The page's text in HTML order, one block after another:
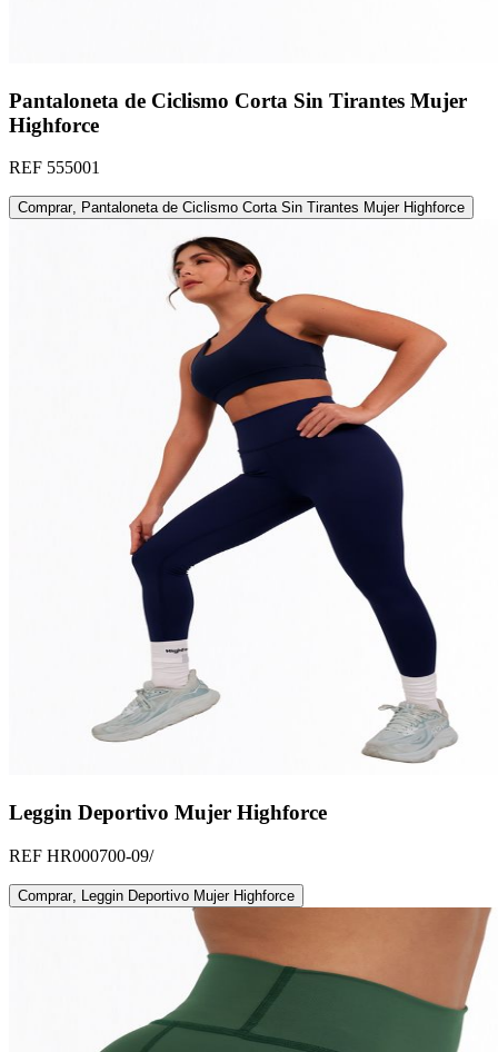
Pantaloneta de Ciclismo Corta Sin Tirantes Mujer
Highforce
REF 555001
Comprar, Pantaloneta de Ciclismo Corta Sin Tirantes Mujer Highforce
Leggin Deportivo Mujer Highforce
REF HR000700-09/
Comprar, Leggin Deportivo Mujer Highforce